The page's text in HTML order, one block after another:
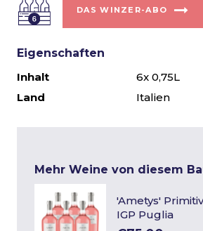
DAS WINZER-ABO
Eigenschaften
Inhalt
6x 0,75L
Land
Italien
Mehr Weine von diesem
'Ametys'
IGP Puglia